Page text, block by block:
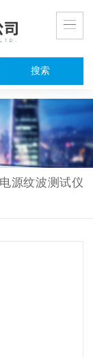
源纹波测试仪